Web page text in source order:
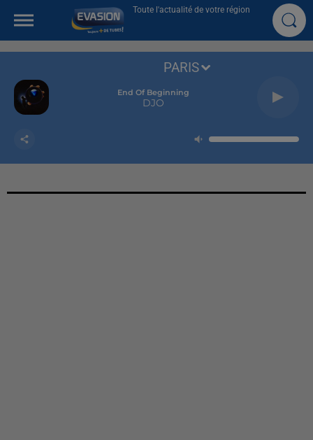
Toute l'actualité de votre région
End Of Beginning
DJO
PARIS